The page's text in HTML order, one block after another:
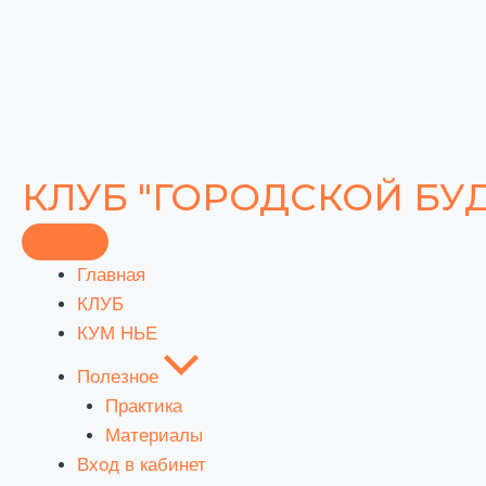
КЛУБ "ГОРОДСКОЙ
Главная
КЛУБ
КУМ НЬЕ
Полезное
Практика
Материалы
Вход в кабинет